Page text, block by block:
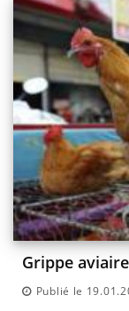
Grippe
Publié le